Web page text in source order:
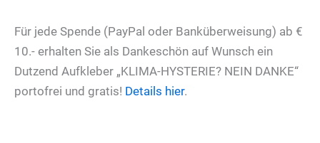
Für jede Spende (PayPal oder Banküberweisung) ab €
10.- erhalten Sie als Dankeschön auf Wunsch ein
Dutzend Aufkleber „KLIMA-HYSTERIE? NEIN DANKE“
portofrei und gratis! Details hier.